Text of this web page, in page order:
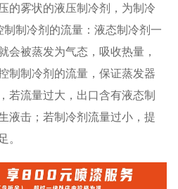
的雾状的液压制冷剂，为制冷
制冷剂的流量：液态制冷剂一
会被蒸发为气态，吸收热量，
制制冷剂的流量，保证蒸发器
若流量过大，出口含有液态制
液击；若制冷剂流量过小，提
。